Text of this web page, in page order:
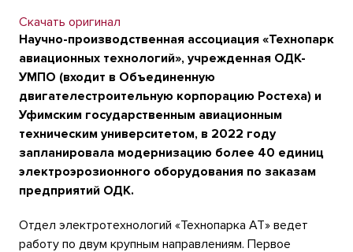
Скачать оригинал
Научно-производственная ассоциация «Технопарк
авиационных технологий», учрежденная ОДК-
УМПО (входит в Объединенную
двигателестроительную корпорацию Ростеха) и
Уфимским государственным авиационным
техническим университетом, в 2022 году
запланировала модернизацию более 40 единиц
электроэрозионного оборудования по заказам
предприятий ОДК.
Отдел электротехнологий «Технопарка АТ» ведет
работу по двум крупным направлениям. Первое